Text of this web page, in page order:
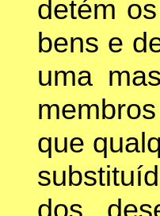
detém
bens e
uma
que
dos